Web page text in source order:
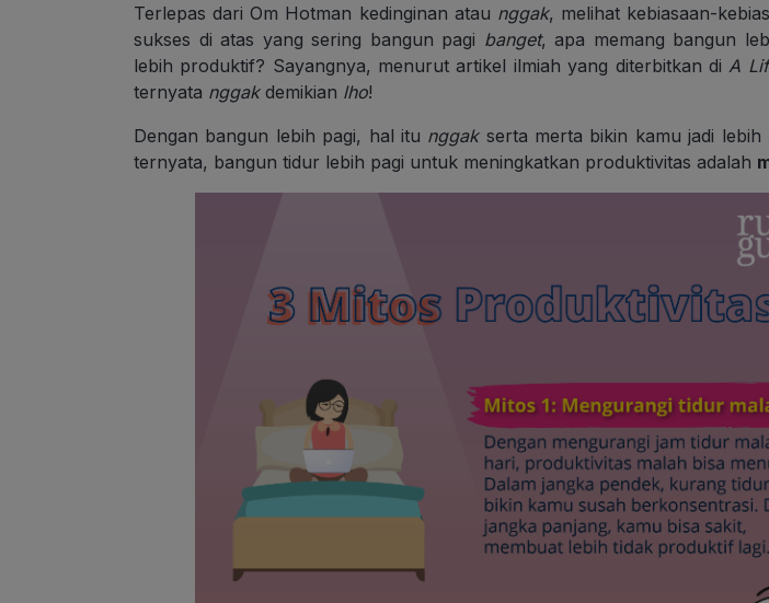
Terlepas dari Om Hotman kedinginan atau nggak, melihat kebiasaan-
sukses di atas yang sering bangun pagi banget, apa memang bangun
lebih produktif? Sayangnya, menurut artikel ilmiah yang diterbitkan diA
ternyata nggakdemikian lho!
Dengan bangun lebih pagi, hal itu nggakserta merta bikin kamu jadi lebih
ternyata, bangun tidur lebih pagi untuk meningkatkan produktivitas adalah